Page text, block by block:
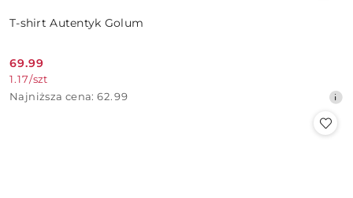
T-shirt Autentyk Golum
Cena
promocyjna:
69.99
1.17/szt
Najniższa
Najniższa cena: 62.99